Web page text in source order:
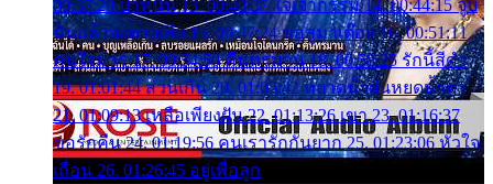
00:37:20 ปาหนัน 13. 00:40:37 ใจเจ้ากรรม 14. 00:44:15 จูบ
ฉันแล้วจงตายเสีย 15. 00:47:24 ขอสูมาเต๊อะ 16. 00:51:11
คนใจมาร 17. 00:54:50 คืนทรมาน 18. 00:58:25 รักนี้สีดำ
19. 01:01:44 ส่วนเกิน 20. 01:05:42 หยาดน้ำฝนหยดน้ำตา
21. 01:09:13 เหลือเพียงฝัน 22. 01:13:26 เขา 23. 01:16:37
ขอรักคืน 24. 01:19:56 คนเรารักกันยาก 25. 01:23:06 หัวใจ
เถื่อน 26. 01:26:45 อยู่เพื่อลูก